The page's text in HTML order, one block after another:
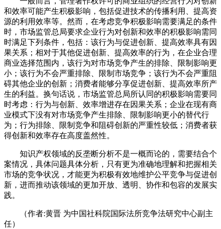
和效率可能产生积极影响，包括促进技术的传播利用、提高资
源的利用效率等。然而，在考虑竞争积极影响需要满足的条件
时，市场监管总局要求企业行为对创新和效率的积极影响需同
时满足下列条件，包括：该行为与促进创新、提高效率具有因
果关系；相对于其他促进创新、提高效率的行为，在企业合理
商业选择范围内，该行为对市场竞争产生的排除、限制影响更
小；该行为不会严重排除、限制市场竞争；该行为不会严重阻
碍其他企业的创新；消费者能够分享促进创新、提高效率所产
生的利益。换句话说，市场监管总局所认同的积极影响需要同
时考虑：行为与创新、效率增进存在因果关系；企业在现有商
业模式下没有对市场竞争产生排除、限制影响更小的替代行
为；行为排除、限制竞争和阻碍创新的严重性较低；消费者获
得创新和效率存在高度盖然性。
知识产权领域的反垄断分析不是一概而论的，需要结合个
案情况，具体问题具体分析，只有更为准确地理解和把握相关
市场的竞争状况，才能更为积极有效地维护公平竞争与促进创
新，进而推动该领域的更加开放、透明、协作和包容的发展实
践。
（作者:黄晋 为中国社科院国际法所竞争法研究中心副主
任）